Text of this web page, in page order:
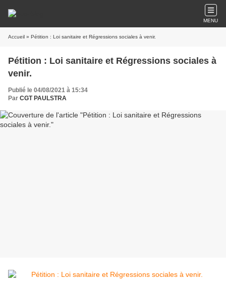
MENU
Accueil » Pétition : Loi sanitaire et Régressions sociales à venir.
Pétition : Loi sanitaire et Régressions sociales à
venir.
Publié le 04/08/2021 à 15:34
Par CGT PAULSTRA